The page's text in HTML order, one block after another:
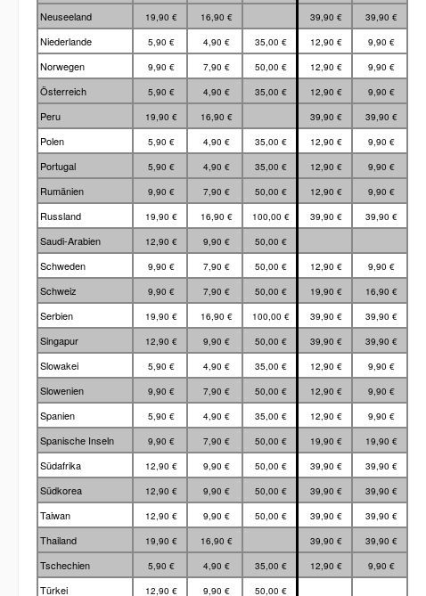
Neuseeland 19,90 € 16,90 € 39,90 € 39,90 €
Niederlande 5,90 € 4,90 € 35,00 € 12,90 € 9,90 €
Norwegen 9,90 € 7,90 € 50,00 € 12,90 € 9,90 €
Österreich 5,90 € 4,90 € 35,00 € 12,90 € 9,90 €
Peru 19,90 € 16,90 € 39,90 € 39,90 €
Polen 5,90 € 4,90 € 35,00 € 12,90 € 9,90 €
Portugal 5,90 € 4,90 € 35,00 € 12,90 € 9,90 €
Rumänien 9,90 € 7,90 € 50,00 € 12,90 € 9,90 €
Russland 19,90 € 16,90 € 100,00 € 39,90 € 39,90 €
Saudi-Arabien 12,90 € 9,90 € 50,00 €
Schweden 9,90 € 7,90 € 50,00 € 12,90 € 9,90 €
Schweiz 9,90 € 7,90 € 50,00 € 19,90 € 16,90 €
Serbien 19,90 € 16,90 € 100,00 € 39,90 € 39,90 €
Singapur 12,90 € 9,90 € 50,00 € 39,90 € 39,90 €
Slowakei 5,90 € 4,90 € 35,00 € 12,90 € 9,90 €
Slowenien 9,90 € 7,90 € 50,00 € 12,90 € 9,90 €
Spanien 5,90 € 4,90 € 35,00 € 12,90 € 9,90 €
Spanische Inseln 9,90 € 7,90 € 50,00 € 19,90 € 19,90 €
Südafrika 12,90 € 9,90 € 50,00 € 39,90 € 39,90 €
Südkorea 12,90 € 9,90 € 50,00 € 39,90 € 39,90 €
Taiwan 12,90 € 9,90 € 50,00 € 39,90 € 39,90 €
Thailand 19,90 € 16,90 € 39,90 € 39,90 €
Tschechien 5,90 € 4,90 € 35,00 € 12,90 € 9,90 €
Türkei 12,90 € 9,90 € 50,00 €